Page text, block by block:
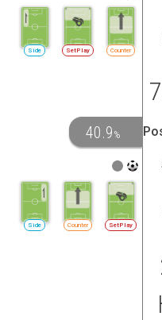
Counter
SetPlay
Side
40.9 %
SetPlay
Counter
Side